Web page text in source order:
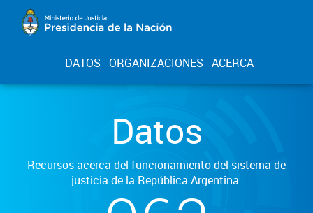
DATOS ORGANIZACIONES ACERCA
Datos
Recursos acerca del funcionamiento del sistema de
justicia de la República Argentina.